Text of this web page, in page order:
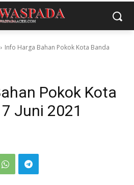
Info Harga Bahan Pokok Kota Banda
Pokok Kota
Juni 2021